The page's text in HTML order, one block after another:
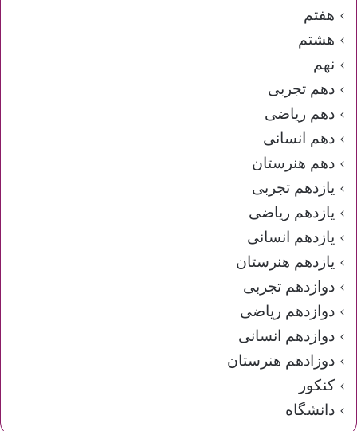
هفتم
هشتم
نهم
دهم تجربی
دهم ریاضی
دهم انسانی
دهم هنرستان
یازدهم تجربی
یازدهم ریاضی
یازدهم انسانی
یازدهم هنرستان
دوازدهم تجربی
دوازدهم ریاضی
دوازدهم انسانی
دوزادهم هنرستان
کنکور
دانشگاه